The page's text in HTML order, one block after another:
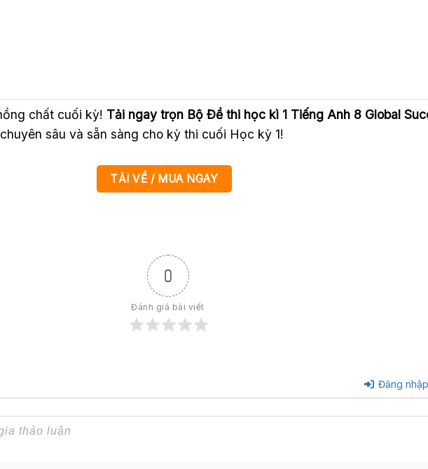
chất cuối kỳ! Tải ngay trọn Bộ Đề thi học kì 1 Tiếng Anh 8 Global
sâu và sẵn sàng cho kỳ thi cuối Học kỳ 1!
TẢI VỀ / MUA NGAY
0
Đánh giá bài viết
Đăng nhập